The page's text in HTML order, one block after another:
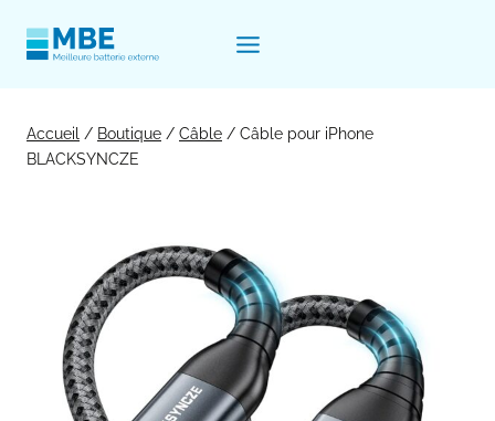
Accueil / Boutique / Câble / Câble pour iPhone
BLACKSYNCZE